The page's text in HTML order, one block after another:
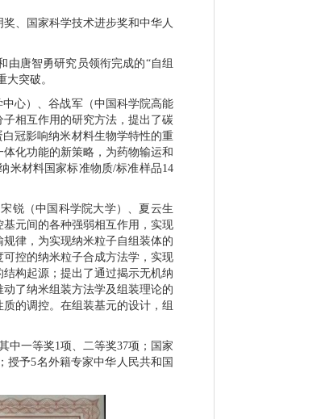
、国家科学技术进步奖和中华人
由唐智勇研究员领衔完成的“自组
大突破。
心）、谷战军（中国科学院高能
相互作用的研究方法，提出了碳
冠影响纳米材料生物学特性的重
化功能的新策略，为药物输运和
米材料国家标准物质/标准样品14
锐（中国科学院大学）、夏云生
元间的各种强弱相互作用，实现
律，为实现纳米粒子自组装体的
控的纳米粒子合成方法学，实现
构起源；提出了通过揭示无机纳
了纳米组装方法学及组装理论的
的调控。在组装基元的设计，组
中一等奖1项、二等奖37项；国家
授予5名外籍专家中华人民共和国